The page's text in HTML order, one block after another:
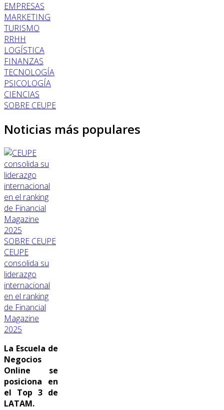
EMPRESAS
MARKETING
TURISMO
RRHH
LOGÍSTICA
FINANZAS
TECNOLOGÍA
PSICOLOGÍA
CIENCIAS
SOBRE CEUPE
Noticias más populares
SOBRE CEUPE
CEUPE
consolida su
liderazgo
internacional
en el ranking
de Financial
Magazine
2025
La Escuela de
Negocios
Online se
posiciona en
el Top 3 de
LATAM.